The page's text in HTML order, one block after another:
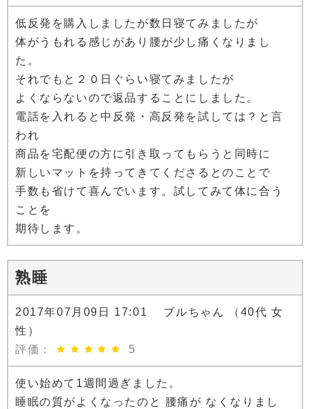
低反発を購入しましたが数日寝てみましたが
体がうもれる感じがあり腰が少し痛くなりまし
た。
それでもと２０日ぐらい寝てみましたが
よくならないので返品することにしました。
電話を入れると中反発・高反発を試しては？と言
われ
商品を宅配便の方に引き取ってもらうと同時に
新しいマットを持ってきてくださるとのことで
手数も省けて喜んでいます。試してみて体に合う
ことを
期待します。
熟睡
2017年07月09日 17:01 ブルちゃん （40代 女
性）
評価：
5
使い始めて1週間過ぎました。
睡眠の質がよくなったのと 腰痛が なくなりまし